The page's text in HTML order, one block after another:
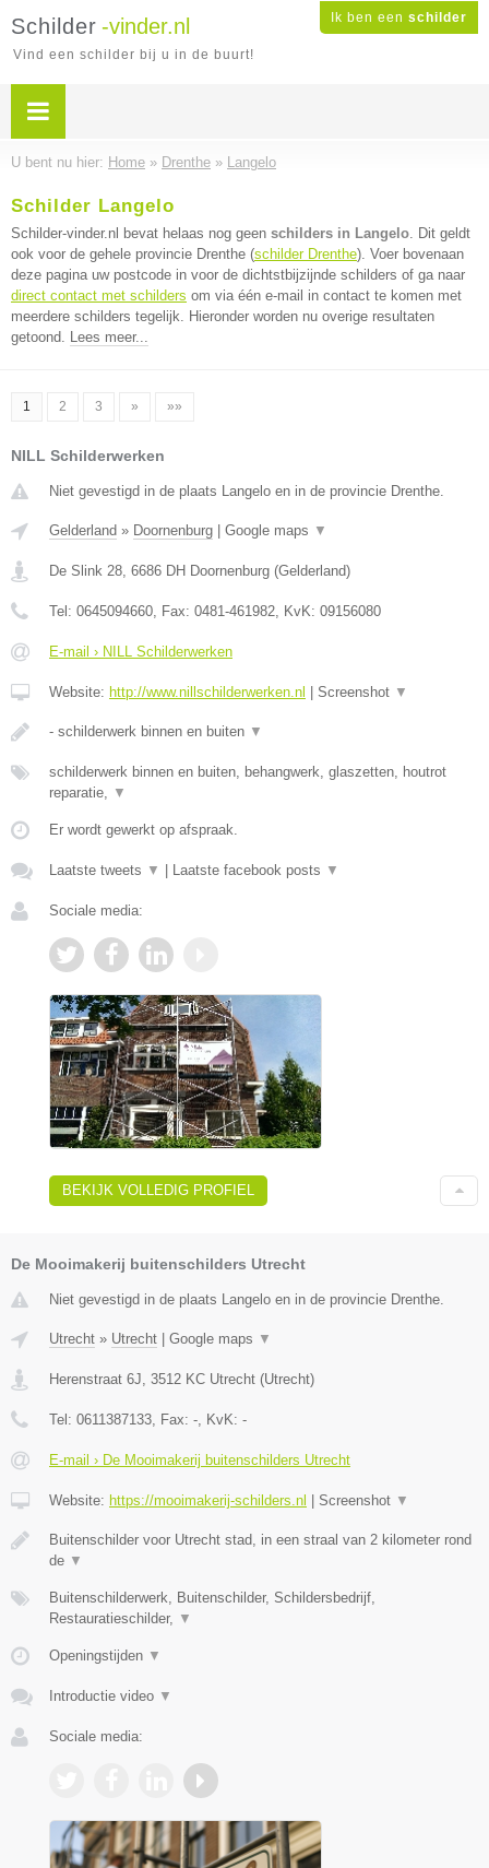
Ik ben een schilder
Schilder -vinder.nl
Vind een schilder bij u in de buurt!
U bent nu hier: Home » Drenthe » Langelo
Schilder Langelo
Schilder-vinder.nl bevat helaas nog geen schilders in Langelo. Dit geldt
ook voor de gehele provincie Drenthe (schilder Drenthe). Voer bovenaan
deze pagina uw postcode in voor de dichtstbijzijnde schilders of ga naar
direct contact met schilders om via één e-mail in contact te komen met
meerdere schilders tegelijk. Hieronder worden nu overige resultaten
getoond. Lees meer...
1 2 3 » »»
NILL Schilderwerken
Niet gevestigd in de plaats Langelo en in de provincie Drenthe.
Gelderland » Doornenburg Google maps ▼
De Slink 28, 6686 DH Doornenburg (Gelderland)
Tel: 0645094660, Fax: 0481-461982, KvK: 09156080
E-mail › NILL Schilderwerken
Website: http://www.nillschilderwerken.nl Screenshot ▼
- schilderwerk binnen en buiten ▼
schilderwerk binnen en buiten, behangwerk, glaszetten, houtrot
reparatie, ▼
Er wordt gewerkt op afspraak.
Laatste tweets ▼ Laatste facebook posts ▼
Sociale media:
BEKIJK VOLLEDIG PROFIEL
De Mooimakerij buitenschilders Utrecht
Niet gevestigd in de plaats Langelo en in de provincie Drenthe.
Utrecht » Utrecht Google maps ▼
Herenstraat 6J 3512 KC Utrecht (Utrecht)
Tel: 0611387133 , Fax: - , KvK: -
E-mail › De Mooimakerij buitenschilders Utrecht
Website: https://mooimakerij-schilders.nl Screenshot ▼
Buitenschilder voor Utrecht stad, in een straal van 2 kilometer rond
de ▼
Buitenschilderwerk, Buitenschilder, Schildersbedrijf,
Restauratieschilder,
▼
Openingstijden ▼
Introductie video ▼
Sociale media: